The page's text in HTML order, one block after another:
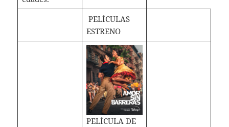
PELÍCULAS
ESTRENO
PELÍCULA DE